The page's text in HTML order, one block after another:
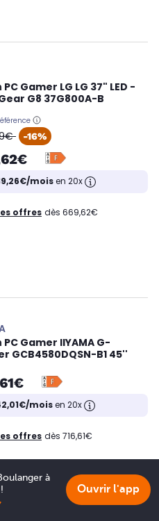
Gamer LG LG 37" LED -
G8 37G800A-B
-16%
moisen 20x
offres dès 669,62€
PC Gamer IIYAMA G-
GCB4580DQSN-B1 45''
moisen 20x
offres dès 716,61€
à
Ouvrir l'app